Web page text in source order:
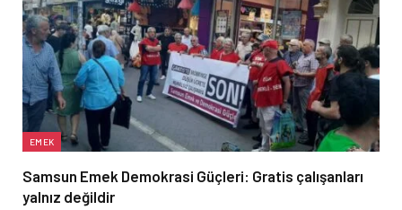
EMEK
Samsun Emek Demokrasi Güçleri: Gratis çalışanları
yalnız değildir